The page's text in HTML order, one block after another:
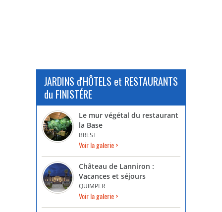
JARDINS d'HÔTELS et RESTAURANTS
du FINISTÉRE
Le mur végétal du restaurant
la Base
BREST
Voir la galerie >
Château de Lanniron :
Vacances et séjours
QUIMPER
Voir la galerie >